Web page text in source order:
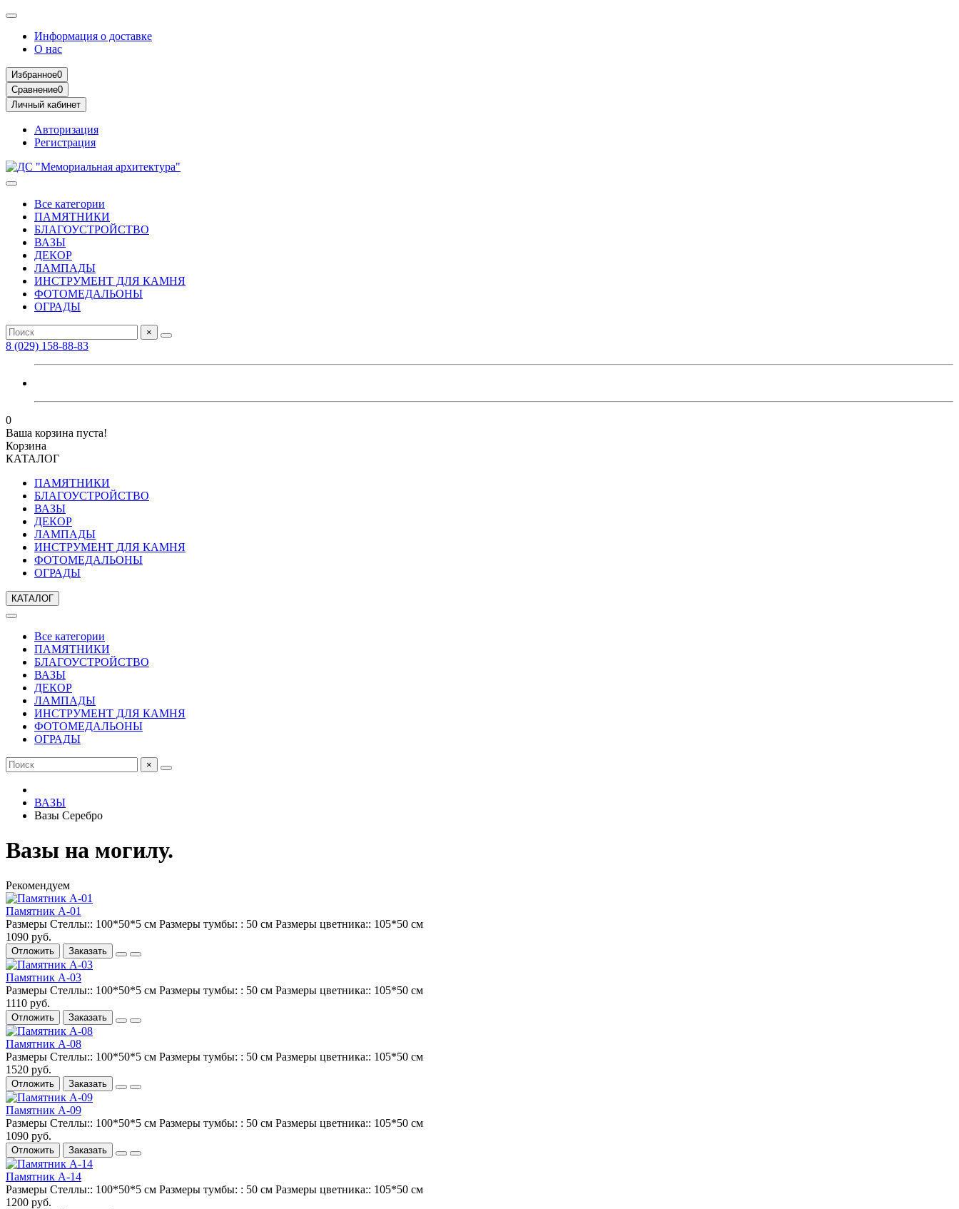
Информация о доставке
О нас
Избранное0
Сравнение0
Личный кабинет
Авторизация
Регистрация
Все категории
ПАМЯТНИКИ
БЛАГОУСТРОЙСТВО
ВАЗЫ
ДЕКОР
ЛАМПАДЫ
ИНСТРУМЕНТ ДЛЯ КАМНЯ
ФОТОМЕДАЛЬОНЫ
ОГРАДЫ
×
8 (029) 158-88-83
0
Ваша корзина пуста!
Корзина
КАТАЛОГ
ПАМЯТНИКИ
БЛАГОУСТРОЙСТВО
ВАЗЫ
ДЕКОР
ЛАМПАДЫ
ИНСТРУМЕНТ ДЛЯ КАМНЯ
ФОТОМЕДАЛЬОНЫ
ОГРАДЫ
КАТАЛОГ
Все категории
ПАМЯТНИКИ
БЛАГОУСТРОЙСТВО
ВАЗЫ
ДЕКОР
ЛАМПАДЫ
ИНСТРУМЕНТ ДЛЯ КАМНЯ
ФОТОМЕДАЛЬОНЫ
ОГРАДЫ
×
ВАЗЫ
Вазы Серебро
Вазы на могилу.
Рекомендуем
Памятник А-01
Размеры Стеллы:: 100*50*5 см Размеры тумбы: : 50 см Размеры цветника:: 105*50 см
1090 руб.
Отложить Заказать
Памятник А-03
Размеры Стеллы:: 100*50*5 см Размеры тумбы: : 50 см Размеры цветника:: 105*50 см
1110 руб.
Отложить Заказать
Памятник А-08
Размеры Стеллы:: 100*50*5 см Размеры тумбы: : 50 см Размеры цветника:: 105*50 см
1520 руб.
Отложить Заказать
Памятник А-09
Размеры Стеллы:: 100*50*5 см Размеры тумбы: : 50 см Размеры цветника:: 105*50 см
1090 руб.
Отложить Заказать
Памятник А-14
Размеры Стеллы:: 100*50*5 см Размеры тумбы: : 50 см Размеры цветника:: 105*50 см
1200 руб.